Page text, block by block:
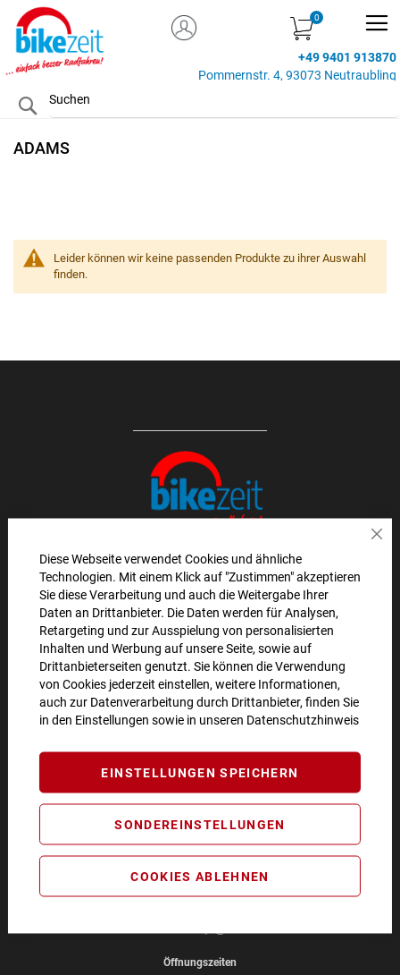
Diese Webseite verwendet Cookies und ähnliche
Technologien. Mit einem Klick auf "Zustimmen" akzeptieren
Sie diese Verarbeitung und auch die Weitergabe Ihrer
Daten an Drittanbieter. Die Daten werden für Analysen,
Retargeting und zur Ausspielung von personalisierten
Inhalten und Werbung auf unsere Seite, sowie auf
Drittanbieterseiten genutzt. Sie können die Verwendung
von Cookies jederzeit einstellen, weitere Informationen,
auch zur Datenverarbeitung durch Drittanbieter, finden Sie
in den Einstellungen sowie in unseren Datenschutzhinweis
EINSTELLUNGEN SPEICHERN
SONDEREINSTELLUNGEN
COOKIES ABLEHNEN
MEIN KONTO
+49 9401 913870
Pommernstr. 4, 93073 Neutraubling
Search
ADAMS
Leider können wir keine passenden Produkte zu ihrer Auswahl
finden.
AKTIONEN UND NEUHEITEN ABONNIEREN UND
10€ GUTSCHEIN SICHERN!**
ANMELDEN
**Angebot gültig ab einem Bestellwert von 100€.
Abmeldung jederzeit möglich.
SO ERREICHEN SIE UNS
BIKEZEIT
Pommernstr. 4
93073 Neutraubling
Service-Hotline:09401 - 91 38 70
Öffnungszeiten